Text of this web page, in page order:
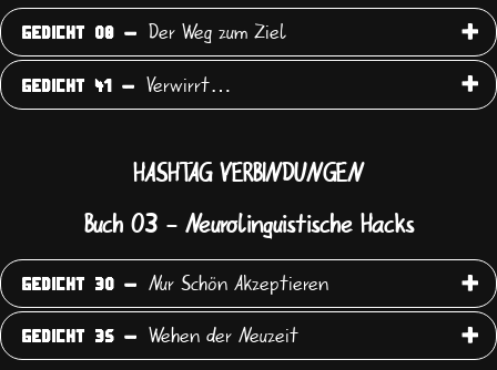
GEDICHT 08 - Der Weg zum Ziel
GEDICHT 41 - Verwirrt…
HASHTAG VERBINDUNGEN
Buch 03 - Neurolinguistische Hacks
GEDICHT 30 - Nur Schön Akzeptieren
GEDICHT 35 - Wehen der Neuzeit